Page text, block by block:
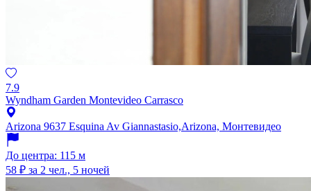
7.9
Wyndham Garden Montevideo Carrasco
Arizona 9637 Esquina Av Giannastasio,Arizona, Монтевидео
До центра: 115 м
58 ₽ за 2 чел., 5 ночей